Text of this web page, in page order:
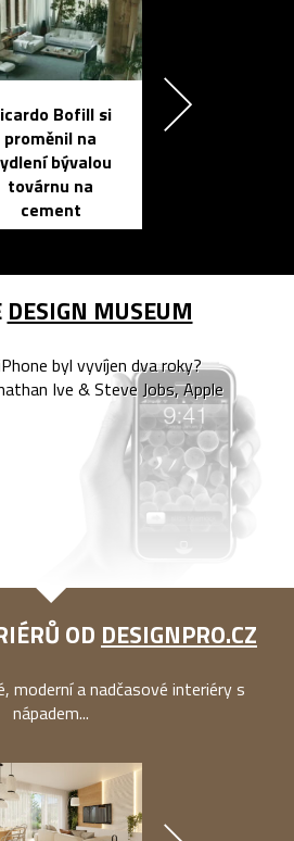
Bofill si
proměnil na
bývalou
továrnu na
cement
DESIGN MUSEUM
byl vyvíjen dva roky?
Ive & Steve Jobs, Apple
OD DESIGNPRO.CZ
moderní a nadčasové interiéry s
nápadem...